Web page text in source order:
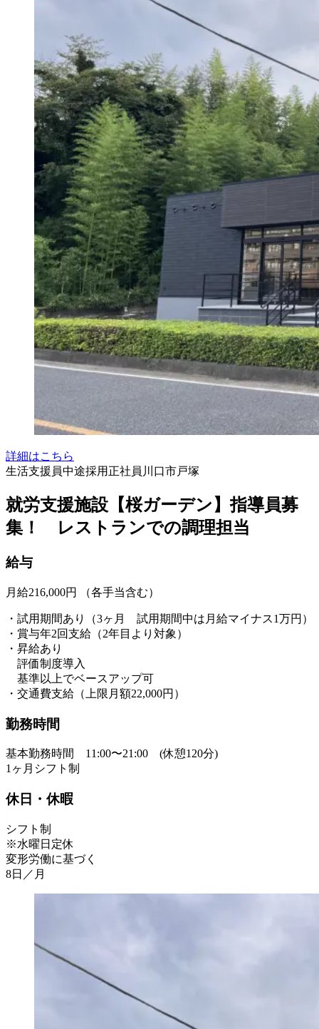
詳細はこちら
生活支援員中途採用 正社員 川口市戸塚
就労支援施設【桜ガーデン】指導員募
集！ レストランでの調理担当
給与
月給216,000円 （各手当含む）
・試用期間あり（3ヶ月 試用期間中は月給マイナス1万円）
・賞与年2回支給（2年目より対象）
・昇給あり
評価制度導入
基準以上でベースアップ可
・交通費支給（上限月額22,000円）
勤務時間
基本勤務時間 11:00〜21:00 (休憩120分)
1ヶ月シフト制
休日・休暇
シフト制
※水曜日定休
変形労働に基づく
8日／月